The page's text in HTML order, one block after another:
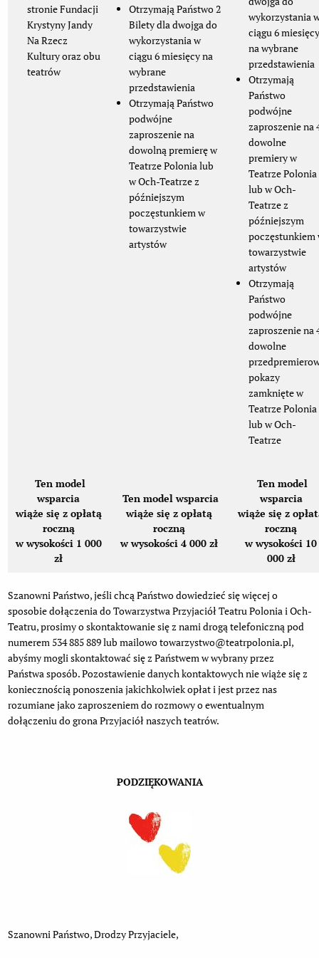
stronie Fundacji
Krystyny Jandy
Na Rzecz
Kultury oraz obu
teatrów
Otrzymają Państwo 2
Bilety dla dwojga do
wykorzystania w
ciągu 6 miesięcy na
wybrane
przedstawienia
Otrzymają Państwo
podwójne
zaproszenie na
dowolną premierę w
Teatrze Polonia lub
w Och-Teatrze z
późniejszym
poczęstunkiem w
towarzystwie
artystów
wykorzystania
ciągu 6 miesięcy
na wybrane
przedstawienia
Otrzymają
Państwo
podwójne
zaproszenie na
dowolne
premiery w
Teatrze Polonia
lub w Och-
Teatrze z
późniejszym
poczęstunkiem
towarzystwie
artystów
Otrzymają
Państwo
podwójne
zaproszenie na
dowolne
pokazy
zamknięte w
Teatrze Polonia
lub w Och-
Teatrze
Ten model
wsparcia
wiąże się z opłatą
roczną
w wysokości 1 000
zł
Ten model wsparcia
wiąże się z opłatą
roczną
w wysokości 4 000 zł
Ten model
wsparcia
wiąże się z
roczną
w wysokości 10
000 zł
Szanowni Państwo, jeśli chcą Państwo dowiedzieć się więcej o
sposobie dołączenia do Towarzystwa Przyjaciół Teatru Polonia i Och-
Teatru, prosimy o skontaktowanie się z nami drogą telefoniczną pod
numerem 534 885 889 lub mailowo towarzystwo@teatrpolonia.pl,
abyśmy mogli skontaktować się z Państwem w wybrany przez
Państwa sposób. Pozostawienie danych kontaktowych nie wiąże się z
koniecznością ponoszenia jakichkolwiek opłat i jest przez nas
rozumiane jako zaproszeniem do rozmowy o ewentualnym
dołączeniu do grona Przyjaciół naszych teatrów.
PODZIĘKOWANIA
Szanowni Państwo, Drodzy Przyjaciele,